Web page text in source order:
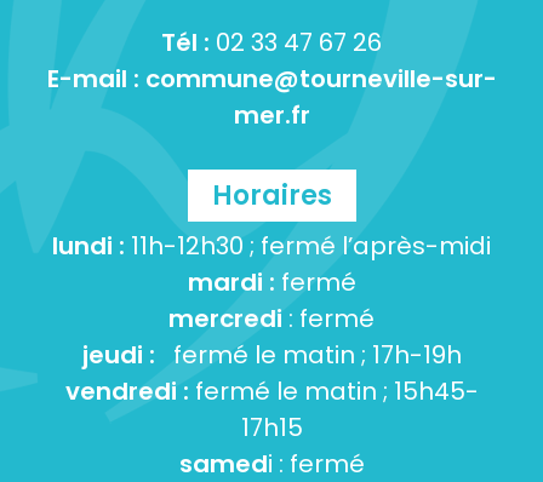
Tél : 02 33 47 67 26
E-mail : commune@tourneville-sur-
mer.fr
Horaires
lundi : 11h-12h30 ; fermé l’après-midi
mardi : fermé
mercredi : fermé
jeudi : fermé le matin ; 17h-19h
vendredi : fermé le matin ; 15h45-
17h15
samedi : fermé